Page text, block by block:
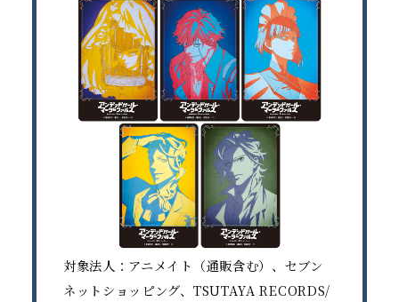
対象法人：アニメイト（通販含む）、セブン
ネットショッピング、TSUTAYA RECORDS/